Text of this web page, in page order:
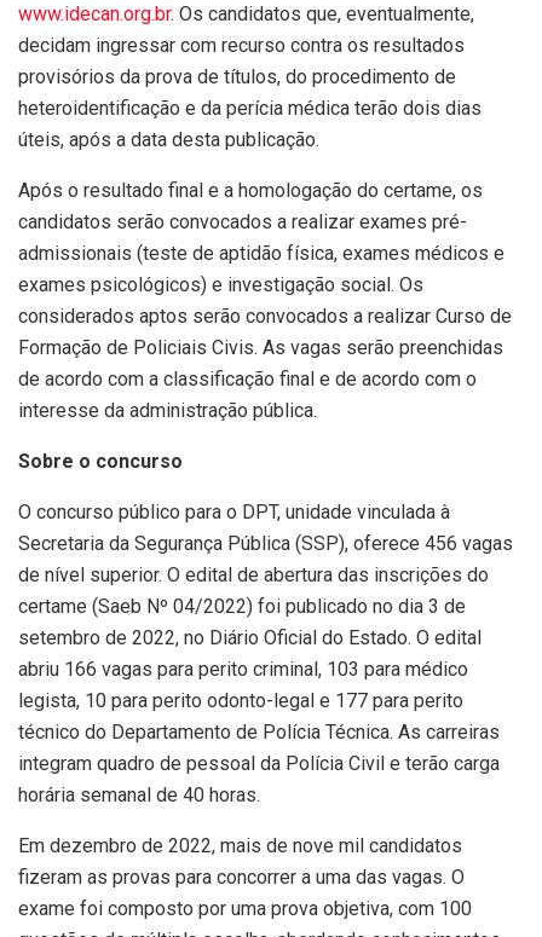
www.idecan.org.br. Os candidatos que, eventualmente,
decidam ingressar com recurso contra os resultados
provisórios da prova de títulos, do procedimento de
heteroidentificação e da perícia médica terão dois dias
úteis, após a data desta publicação.
Após o resultado final e a homologação do certame, os
candidatos serão convocados a realizar exames pré-
admissionais (teste de aptidão física, exames médicos e
exames psicológicos) e investigação social. Os
considerados aptos serão convocados a realizar Curso de
Formação de Policiais Civis. As vagas serão preenchidas
de acordo com a classificação final e de acordo com o
interesse da administração pública.
Sobre o concurso
O concurso público para o DPT, unidade vinculada à
Secretaria da Segurança Pública (SSP), oferece 456 vagas
de nível superior. O edital de abertura das inscrições do
certame (Saeb Nº 04/2022) foi publicado no dia 3 de
setembro de 2022, no Diário Oficial do Estado. O edital
abriu 166 vagas para perito criminal, 103 para médico
legista, 10 para perito odonto-legal e 177 para perito
técnico do Departamento de Polícia Técnica. As carreiras
integram quadro de pessoal da Polícia Civil e terão carga
horária semanal de 40 horas.
Em dezembro de 2022, mais de nove mil candidatos
fizeram as provas para concorrer a uma das vagas. O
exame foi composto por uma prova objetiva, com 100